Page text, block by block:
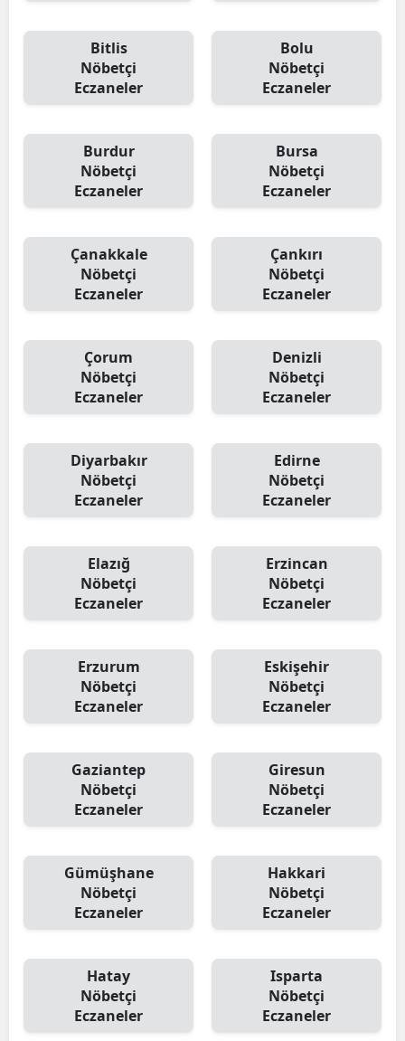
Bitlis
Nöbetçi
Eczaneler
Bolu
Nöbetçi
Eczaneler
Burdur
Nöbetçi
Eczaneler
Bursa
Nöbetçi
Eczaneler
Çanakkale
Nöbetçi
Eczaneler
Çankırı
Nöbetçi
Eczaneler
Çorum
Nöbetçi
Eczaneler
Denizli
Nöbetçi
Eczaneler
Diyarbakır
Nöbetçi
Eczaneler
Edirne
Nöbetçi
Eczaneler
Elazığ
Nöbetçi
Eczaneler
Erzincan
Nöbetçi
Eczaneler
Erzurum
Nöbetçi
Eczaneler
Eskişehir
Nöbetçi
Eczaneler
Gaziantep
Nöbetçi
Eczaneler
Giresun
Nöbetçi
Eczaneler
Gümüşhane
Nöbetçi
Eczaneler
Hakkari
Nöbetçi
Eczaneler
Hatay
Nöbetçi
Eczaneler
Isparta
Nöbetçi
Eczaneler